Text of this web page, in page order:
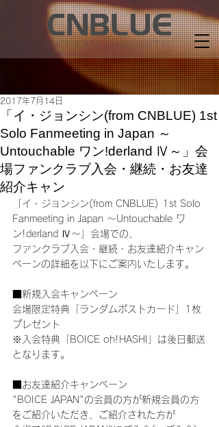
「イ・ジョンシン(from CNBLUE) 1st
Solo Fanmeeting in Japan ～
Untouchable ワン!derland Ⅳ～」会
場ファンクラブ入会・継続・お友達
紹介キャン
2017年7月14日
「イ・ジョンシン(from CNBLUE) 1st Solo
Fanmeeting in Japan ～Untouchable ワ
ン!derland Ⅳ～」会場での、
ファンクラブ入会・継続・お友達紹介キャン
ペーンの詳細を以下にご案内いたします。
■新規入会キャンペーン
会場限定特典「ランダムポストカード」1枚
プレゼント
※入会特典「BOICE oh!HASHI」は後日郵送
となります。
■お友達紹介キャンペーン
"BOICE JAPAN"の会員の方が新規会員の方
をご紹介いただき、ご紹介された方が